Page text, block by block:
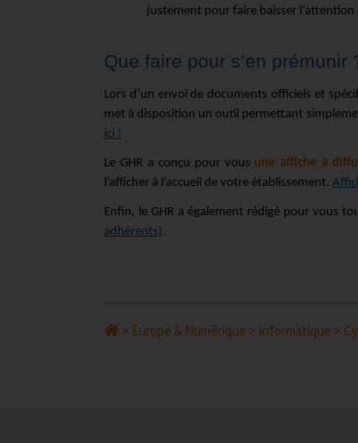
justement pour faire baisser l’attention
Que faire pour s’en prémunir
Lors d’un envoi de documents officiels et
met à disposition un outil permettant
ici !
Le GHR a conçu pour vous une affiche à
l’afficher à l’accueil de votre établissement.
Enfin, le GHR a également rédigé pour vous
adhérents) .
> Europe & Numérique > Informatique >